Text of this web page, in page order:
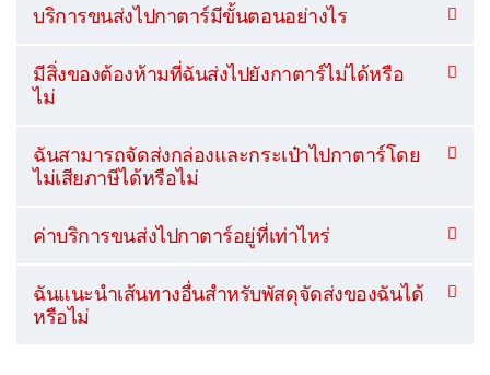
บริการขนส่งไปกาตาร์มีขั้นตอนอย่างไร
มีสิ่งของต้องห้ามที่ฉันส่งไปยังกาตาร์ไม่ได้หรือ
ไม่
ฉันสามารถจัดส่งกล่องและกระเป๋าไปกาตาร์โดย
ไม่เสียภาษีได้หรือไม่
ค่าบริการขนส่งไปกาตาร์อยู่ที่เท่าไหร่
ฉันแนะนำเส้นทางอื่นสำหรับพัสดุจัดส่งของฉันได้
หรือไม่